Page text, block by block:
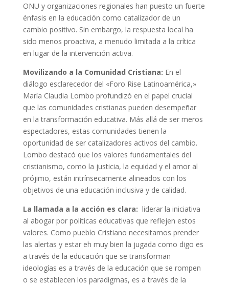
ONU y organizaciones regionales han puesto un fuerte
énfasis en la educación como catalizador de un
cambio positivo. Sin embargo, la respuesta local ha
sido menos proactiva, a menudo limitada a la crítica
en lugar de la intervención activa.
Movilizando a la Comunidad Cristiana: En el
diálogo esclarecedor del «Foro Rise Latinoamérica,»
María Claudia Lombo profundizó en el papel crucial
que las comunidades cristianas pueden desempeñar
en la transformación educativa. Más allá de ser meros
espectadores, estas comunidades tienen la
oportunidad de ser catalizadores activos del cambio.
Lombo destacó que los valores fundamentales del
cristianismo, como la justicia, la equidad y el amor al
prójimo, están intrínsecamente alineados con los
objetivos de una educación inclusiva y de calidad.
La llamada a la acción es clara: liderar la iniciativa
al abogar por políticas educativas que reflejen estos
valores. Como pueblo Cristiano necesitamos prender
las alertas y estar eh muy bien la jugada como digo es
a través de la educación que se transforman
ideologías es a través de la educación que se rompen
o se establecen los paradigmas, es a través de la